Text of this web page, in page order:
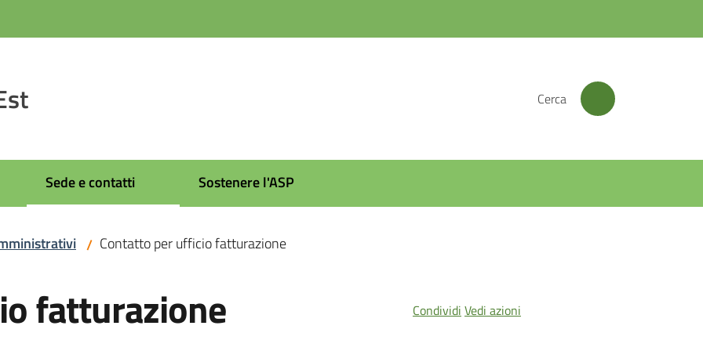
Cerca
Sede e contatti Sostenere l'ASP
/ Contatto per ufficio fatturazione
fatturazione Condividi Vedi azioni